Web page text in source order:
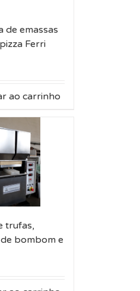
de emassas
Ferri
ao carrinho
trufas,
bombom e